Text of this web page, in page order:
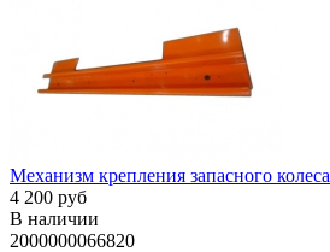
Механизм крепления запасного колеса
4 200 руб
В наличии
2000000066820